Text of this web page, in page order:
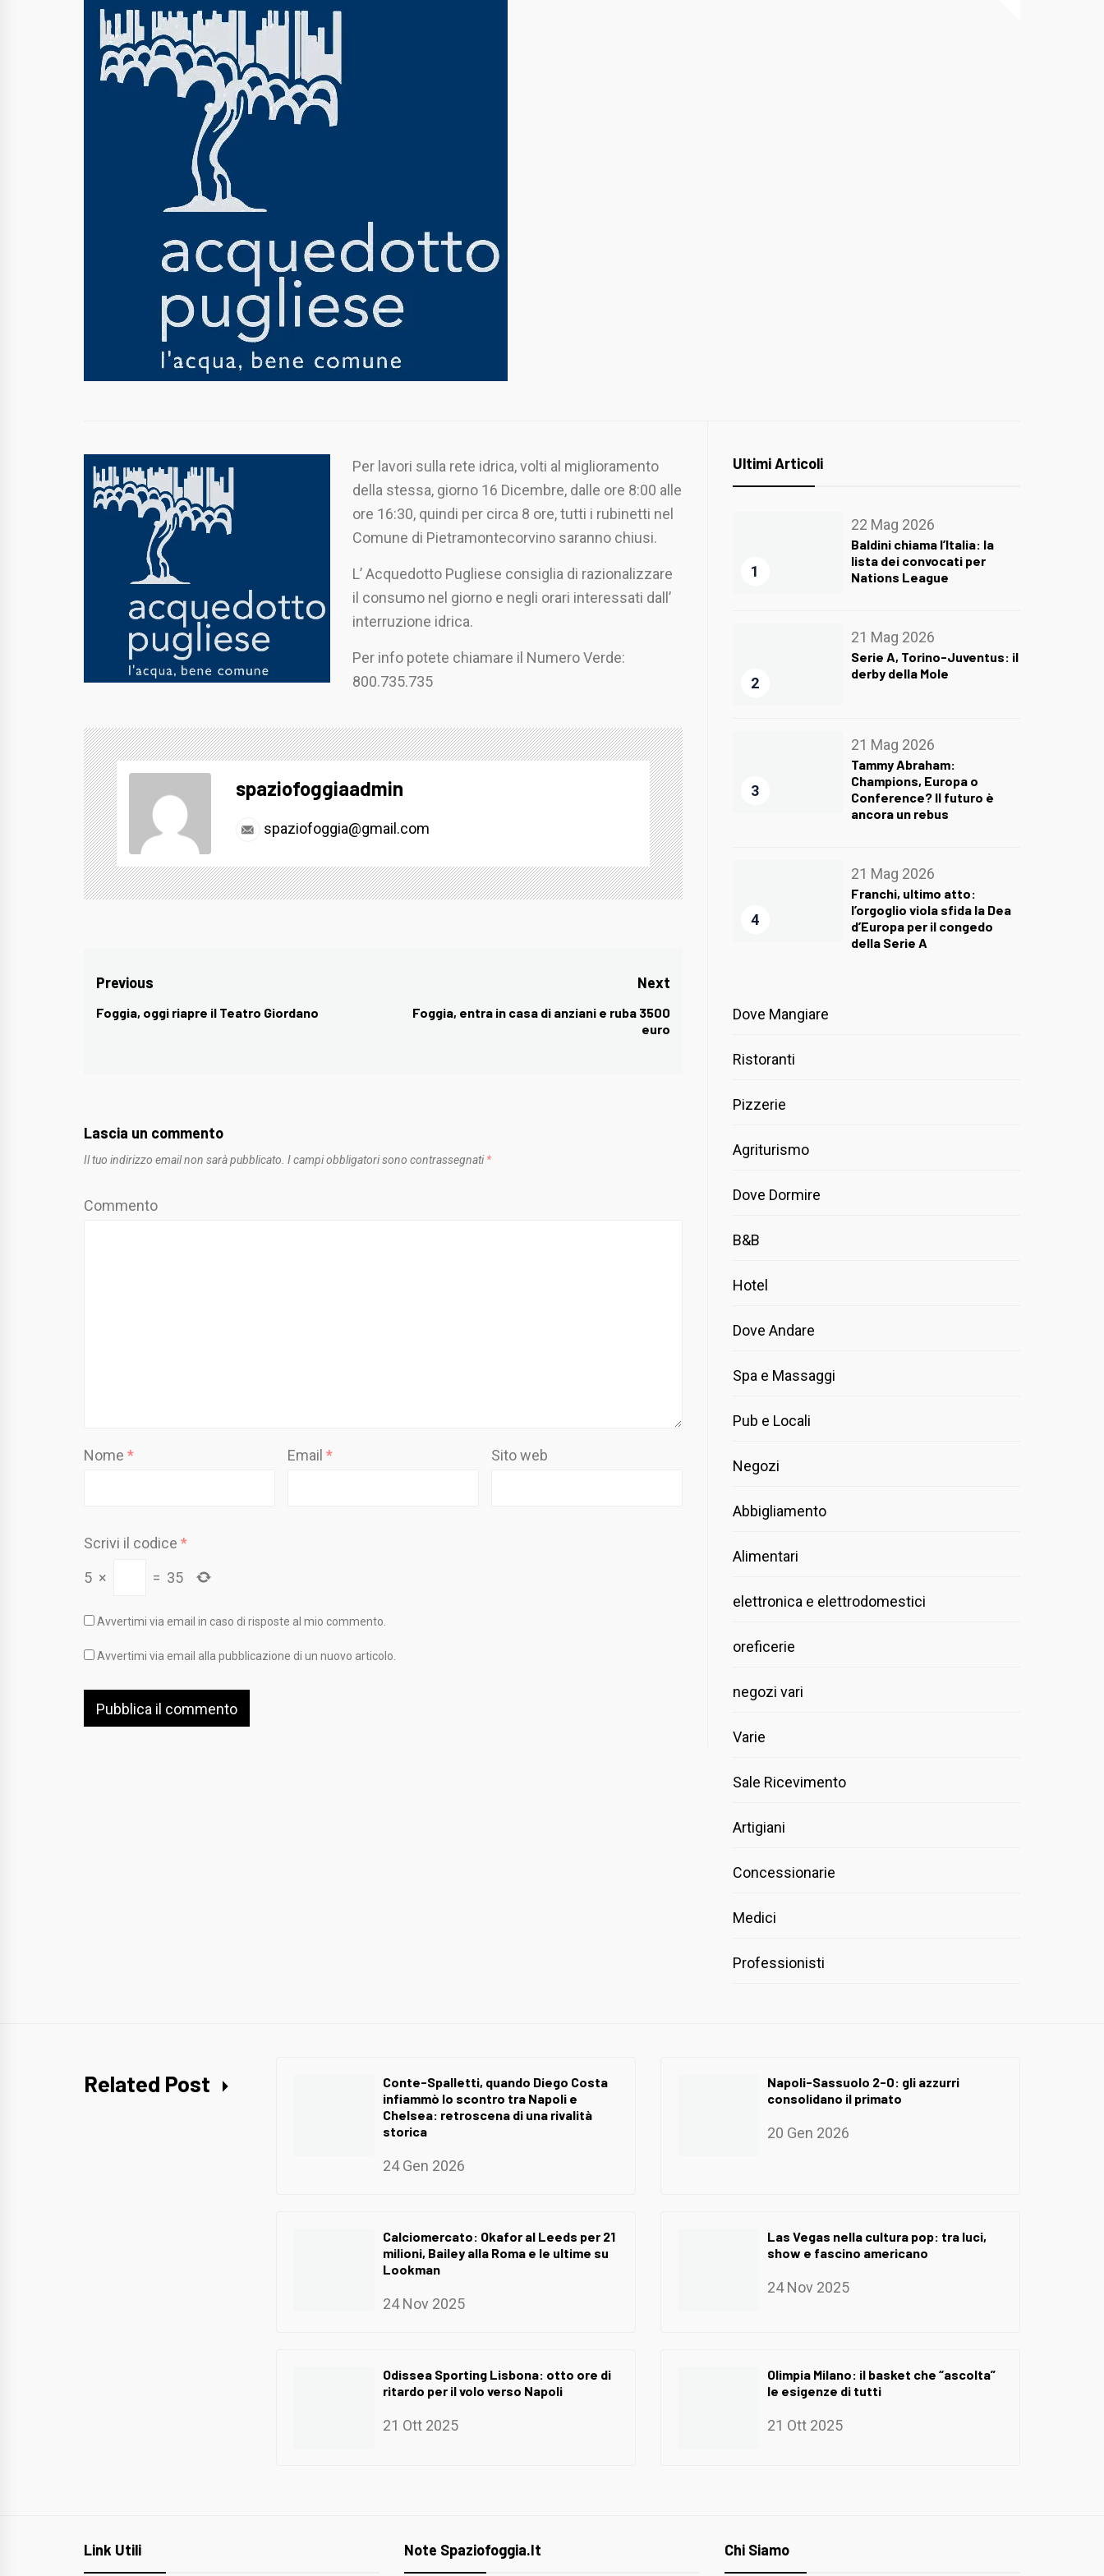
Per lavori sulla rete idrica, volti al miglioramento
della stessa, giorno 16 Dicembre, dalle ore 8:00 alle
ore 16:30, quindi per circa 8 ore, tutti i rubinetti nel
Comune di Pietramontecorvino saranno chiusi.
L’ Acquedotto Pugliese consiglia di razionalizzare
il consumo nel giorno e negli orari interessati dall’
interruzione idrica.
Per info potete chiamare il Numero Verde:
800.735.735
spaziofoggiaadmin
spaziofoggia@gmail.com
Navigazione
articoli
Previous
Previous
Foggia, oggi riapre il Teatro Giordano
Next
Next
Foggia, entra in casa di anziani e ruba 3500
euro
Lascia un commento
Il tuo indirizzo email non sarà pubblicato. I campi obbligatori sono contrassegnati *
Commento
Nome * Email * Sito web
Scrivi il codice *
5 × = 35
Avvertimi via email in caso di risposte al mio commento.
Avvertimi via email alla pubblicazione di un nuovo articolo.
Ultimi Articoli
1
22 Mag 2026
Baldini chiama l’Italia: la
lista dei convocati per
Nations League
2
21 Mag 2026
Serie A, Torino-Juventus: il
derby della Mole
3
21 Mag 2026
Tammy Abraham:
Champions, Europa o
Conference? Il futuro è
ancora un rebus
4
21 Mag 2026
Franchi, ultimo atto:
l’orgoglio viola sfida la Dea
d’Europa per il congedo
della Serie A
Dove Mangiare
Ristoranti
Pizzerie
Agriturismo
Dove Dormire
B&B
Hotel
Dove Andare
Spa e Massaggi
Pub e Locali
Negozi
Abbigliamento
Alimentari
elettronica e elettrodomestici
oreficerie
negozi vari
Varie
Sale Ricevimento
Artigiani
Concessionarie
Medici
Professionisti
Related Post
Conte-Spalletti, quando Diego Costa
infiammò lo scontro tra Napoli e
Chelsea: retroscena di una rivalità
storica
24 Gen 2026
Napoli-Sassuolo 2-0: gli azzurri
consolidano il primato
20 Gen 2026
Calciomercato: Okafor al Leeds per 21
milioni, Bailey alla Roma e le ultime su
Lookman
24 Nov 2025
Las Vegas nella cultura pop: tra luci,
show e fascino americano
24 Nov 2025
Odissea Sporting Lisbona: otto ore di
ritardo per il volo verso Napoli
21 Ott 2025
Olimpia Milano: il basket che “ascolta”
le esigenze di tutti
21 Ott 2025
Link Utili Note Spaziofoggia.it Chi Siamo